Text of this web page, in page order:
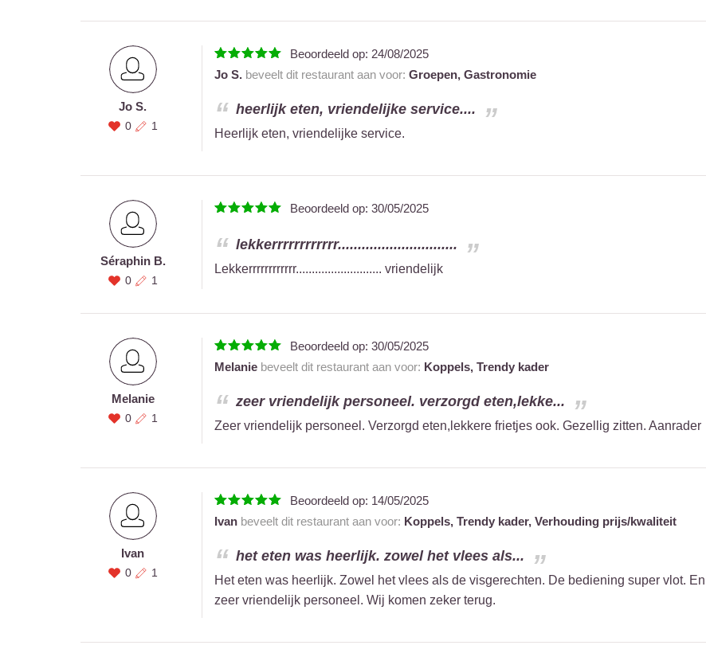
Jo S.
0 1
Beoordeeld op: 24/08/2025
Jo S.beveelt dit restaurant aan voor: Groepen, Gastronomie
heerlijk eten, vriendelijke service....
Heerlijk eten, vriendelijke service.
Séraphin B.
0 1
Beoordeeld op: 30/05/2025
lekkerrrrrrrrrrrr..............................
Lekkerrrrrrrrrrrr........................... vriendelijk
Melanie
0 1
Beoordeeld op: 30/05/2025
Melaniebeveelt dit restaurant aan voor: Koppels, Trendy kader
zeer vriendelijk personeel. verzorgd eten,lekke...
Zeer vriendelijk personeel. Verzorgd eten,lekkere frietjes ook. Gezellig zitten. Aanrader
Ivan
0 1
Beoordeeld op: 14/05/2025
Ivanbeveelt dit restaurant aan voor: Koppels, Trendy kader, Verhouding prijs/kwaliteit
het eten was heerlijk. zowel het vlees als...
Het eten was heerlijk. Zowel het vlees als de visgerechten. De bediening super vlot. En
zeer vriendelijk personeel. Wij komen zeker terug.